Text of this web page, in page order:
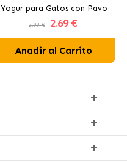
Yogur para Gatos con Pavo
2.99 € 2.69 €
Añadir al Carrito